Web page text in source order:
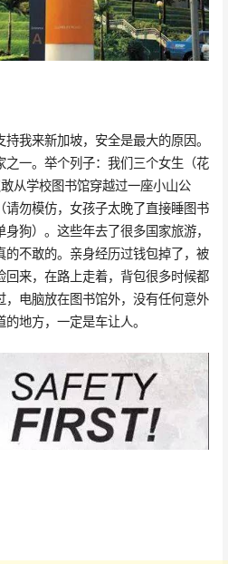
我来新加坡，安全是最大的原因。
一。举个列子：我们三个女生（花
从学校图书馆穿越过一座小山公
请勿模仿，女孩子太晚了直接睡图书
狗）。这些年去了很多国家旅游，
的不敢的。亲身经历过钱包掉了，被
回来，在路上走着，背包很多时候都
电脑放在图书馆外，没有任何意外
地方，一定是车让人。